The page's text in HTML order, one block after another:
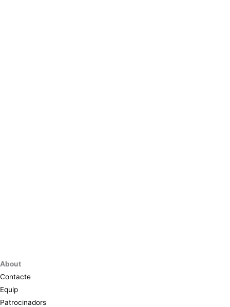
About
Contacte
Equip
Patrocinadors